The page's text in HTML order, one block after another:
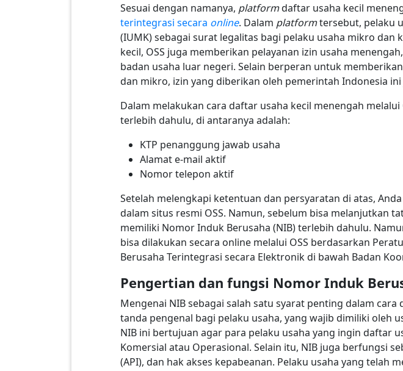
Sesuai dengan namanya, platformdaftar usaha kecil
terintegrasi secara online. Dalam platformtersebut, pelaku
(IUMK) sebagai surat legalitas bagi pelaku usaha mikro
kecil, OSS juga memberikan pelayanan izin usaha
badan usaha luar negeri. Selain berperan untuk
dan mikro, izin yang diberikan oleh pemerintah Indonesia
Dalam melakukan cara daftar usaha kecil menengah
terlebih dahulu, di antaranya adalah:
KTP penanggung jawab usaha
Alamat e-mail aktif
Nomor telepon aktif
Setelah melengkapi ketentuan dan persyaratan di atas,
dalam situs resmi OSS. Namun, sebelum bisa melanjutkan
memiliki Nomor Induk Berusaha (NIB) terlebih dahulu.
bisa dilakukan secara online melalui OSS berdasarkan
Berusaha Terintegrasi secara Elektronik di bawah Badan
Pengertian dan fungsi Nomor Induk
Mengenai NIB sebagai salah satu syarat penting dalam
tanda pengenal bagi pelaku usaha, yang wajib dimiliki oleh
NIB ini bertujuan agar para pelaku usaha yang ingin daftar
Komersial atau Operasional. Selain itu, NIB juga berfungsi
(API), dan hak akses kepabeanan. Pelaku usaha yang telah